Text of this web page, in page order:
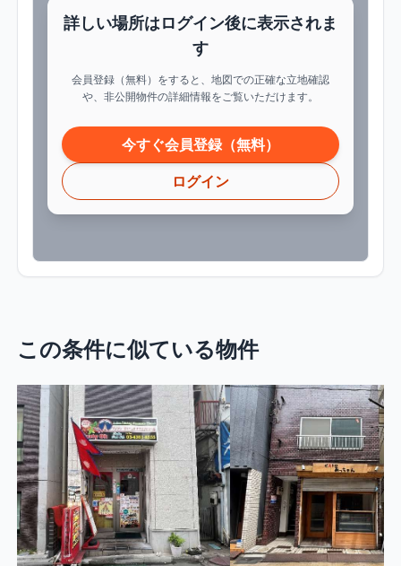
詳しい場所はログイン後に表示されま
す
会員登録（無料）をすると、地図での正確な立地確認
や、非公開物件の詳細情報をご覧いただけます。
今すぐ会員登録（無料）
ログイン
この条件に似ている物件